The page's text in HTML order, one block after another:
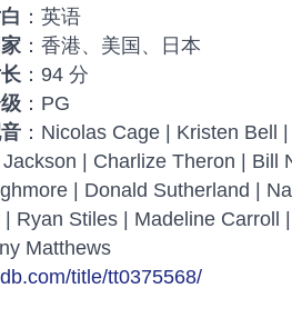
：英语
：香港、美国、日本
：94 分
：PG
：Nicolas Cage | Kristen Bell
Jackson | Charlize Theron | Bill
| Donald Sutherland |
Ryan Stiles | Madeline Carroll
Matthews
title/tt0375568/